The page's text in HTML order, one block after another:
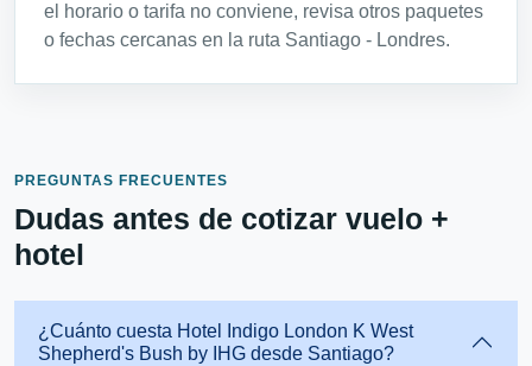
el horario o tarifa no conviene, revisa otros paquetes
o fechas cercanas en la ruta Santiago - Londres.
PREGUNTAS FRECUENTES
Dudas antes de cotizar vuelo +
hotel
¿Cuánto cuesta Hotel Indigo London K West
Shepherd's Bush by IHG desde Santiago?